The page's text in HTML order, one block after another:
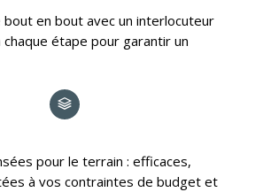
en bout avec un interlocuteur
chaque étape pour garantir un
pour le terrain : efficaces,
à vos contraintes de budget et